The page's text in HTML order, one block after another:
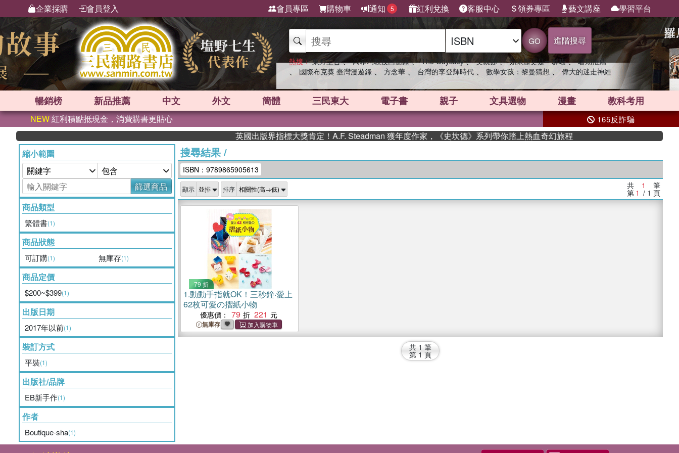
企業採購 會員登入 會員專區 購物車 通知 5 紅利兌換 客服中心 領券專區 藝文講座 學習平台
GO 進階搜尋
熱搜： 東野圭吾 、 高希均教授回憶錄 、 The Odyssey 、 父親節 、 如果歷史是一群喵 、 暑期推薦
、 國際布克獎 臺灣漫遊錄 、 方念華 、 台灣的李登輝時代 、 數學女孩：黎曼猜想 、 偉大的迷走神經
暢銷榜 新品推薦 中文 外文 簡體 三民東大 電子書 親子 文具選物 漫畫 教科考用
NEW紅利積點抵現金，消費購書更貼心 165反詐騙
英國出版界指標大獎肯定！A.F. Steadman 獲年度作家，《史坎德》系列帶你踏上熱血奇幻旅程
縮小範圍
篩選商品
商品類型
繁體書(1)
商品狀態
可訂購(1) 無庫存(1)
商品定價
$200~$399(1)
出版日期
2017年以前(1)
裝訂方式
平裝(1)
出版社/品牌
EB新手作(1)
作者
Boutique-sha(1)
搜尋結果/
ISBN：9789865905613
顯示 排序 共 1 筆
第 1 / 1 頁
79 折
1.動動手指就OK！三秒鐘‧愛上
62枚可愛の摺紙小物
優惠價： 79 221
無庫存
共 1 筆
第 1 頁